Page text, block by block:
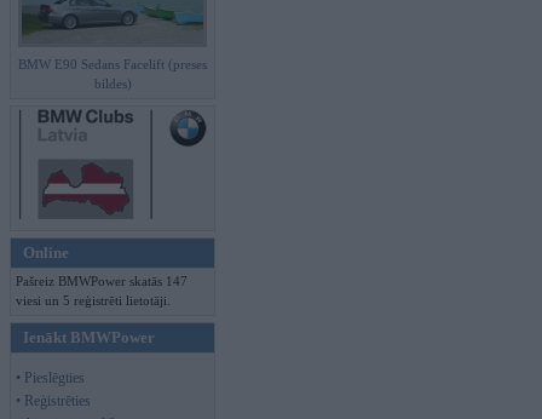
BMW E90 Sedans Facelift (preses
bildes)
Online
Pašreiz BMWPower skatās 147
viesi un 5 reģistrēti lietotāji.
Ienākt BMWPower
• Pieslēgties
• Reģistrēties